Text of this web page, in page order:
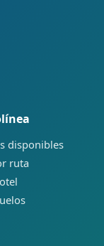
disponibles
ruta